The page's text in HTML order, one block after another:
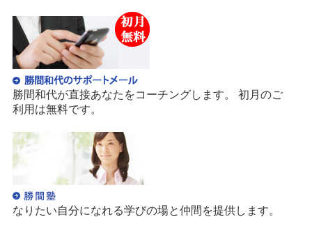
勝間和代が直接あなたをコーチングします。 初月のご
利用は無料です。
なりたい自分になれる学びの場と仲間を提供します。